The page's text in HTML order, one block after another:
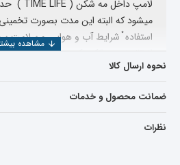
میشود که البته این مدت بصورت
استفاده ْ شرایط آب و هوایی و سلامت
انتقال نیروی الکتریکی در خودرو تغییر
که از چراغ فوق میبایست بعنوان یک
پایین بودن دید راننده استفاده شود.در
هاوالH6را میخواهید مشاهده بفرمایید
نحوه ارسال کالا
ضمانت محصول و خدمات
نظرات